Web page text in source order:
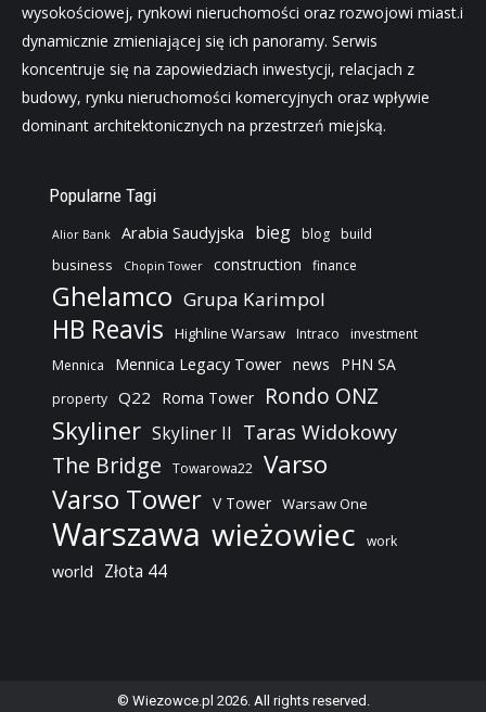
wysokościowej, rynkowi nieruchomości oraz rozwojowi miast.i
dynamicznie zmieniającej się ich panoramy. Serwis
koncentruje się na zapowiedziach inwestycji, relacjach z
budowy, rynku nieruchomości komercyjnych oraz wpływie
dominant architektonicznych na przestrzeń miejską.
Popularne Tagi
Alior Bank Arabia Saudyjska bieg blog build
business Chopin Tower construction finance
Ghelamco Grupa Karimpol
HB Reavis Highline Warsaw Intraco
investment
Mennica
Mennica Legacy Tower news PHN SA
property Q22 Roma Tower Rondo ONZ
Skyliner Skyliner II Taras Widokowy
The Bridge Towarowa22 Varso
Varso Tower V Tower Warsaw One
Warszawa wieżowiec work
world Złota 44
© Wiezowce.pl 2026. All rights reserved.